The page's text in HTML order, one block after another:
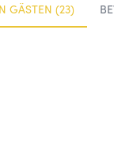
GÄSTEN (23)